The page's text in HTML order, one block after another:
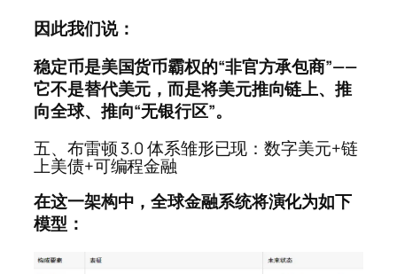
因此我们说：
稳定币是美国货币霸权的“非官方承包商”——
它不是替代美元，而是将美元推向链上、推
向全球、推向“无银行区”。
五、布雷顿 3.0 体系雏形已现：数字美元+链
上美债+可编程金融
在这一架构中，全球金融系统将演化为如下
模型：